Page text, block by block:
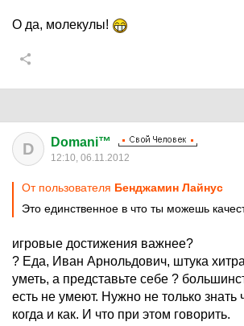
О да, молекулы!
D Domani™
12:10, 06.11.2012
От пользователя Бенджамин Лайнус
Это единственное в что ты можешь
игровые достижения важнее?
? Еда, Иван Арнольдович, штука
уметь, а представьте себе ?
есть не умеют. Нужно не только знать
когда и как. И что при этом говорить.